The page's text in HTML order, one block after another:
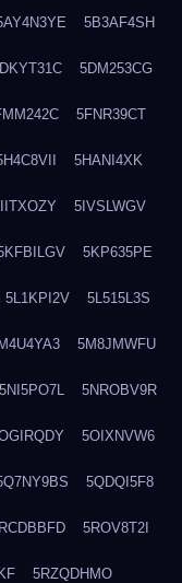
5B3AF4SH
5DM253CG
5FNR39CT
5HANI4XK
5IVSLWGV
5KP635PE
5L1KPI2V 5L515L3S
5M8JMWFU
5NI5PO7L 5NROBV9R
5OIXNVW6
5QDQI5F8
5ROV8T2I
5RZQDHMO